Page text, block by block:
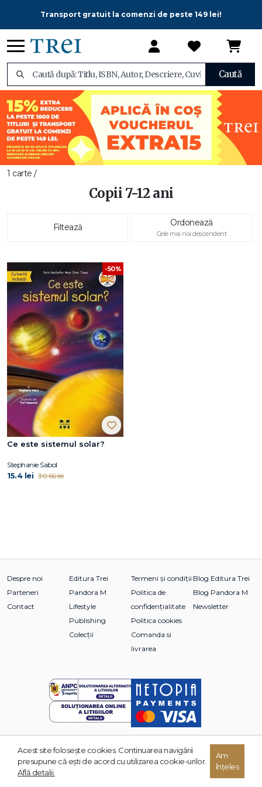
Transport gratuit la comenzi de peste 149 lei!
Caută
1 carte /
Copii 7-12 ani
Filtează Ordonează
Cele mai noi descendent
-50%
Ce este sistemul solar?
Stephanie Sabol
15.4 lei 30.66 lei
Despre noi
Parteneri
Contact
Editura Trei
Pandora M
Lifestyle
Publishing
Colecții
Termeni și condiții
Politica de
confidențialitate
Politica cookies
Comanda si
livrarea
Blog Editura Trei
Blog Pandora M
Newsletter
© 2026 Grupul Editorial TREI. Toate drepturile rezervate.
Acest site foloseşte cookies. Continuarea navigării
presupune că eşti de acord cu utilizarea cookie-urilor.
Află detalii.
Am
înțeles